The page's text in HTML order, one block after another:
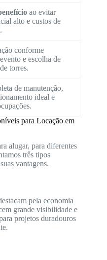
ao evitar
alto e custos de
conforme
e escolha de
torres.
de manutenção,
ideal e
para Locação em
alugar, para diferentes
três tipos
vantagens.
pela economia
grande visibilidade e
projetos duradouros